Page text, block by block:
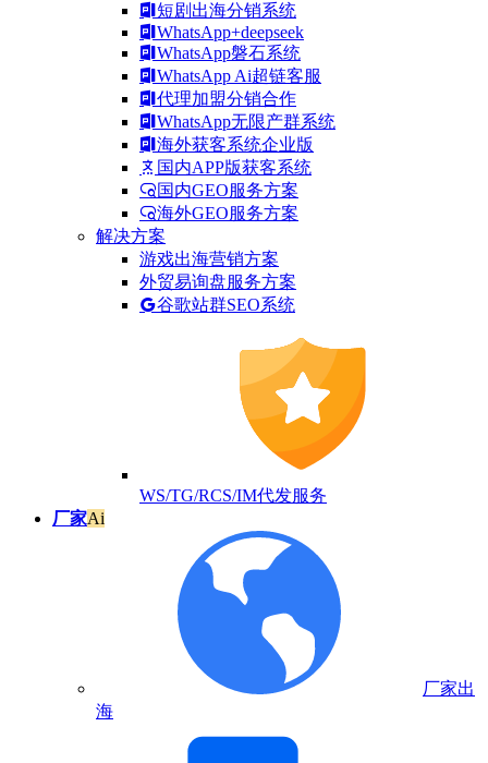
短剧出海分销系统
WhatsApp+deepseek
WhatsApp磐石系统
WhatsApp Ai超链客服
代理加盟分销合作
WhatsApp无限产群系统
海外获客系统企业版
国内APP版获客系统
国内GEO服务方案
海外GEO服务方案
解决方案
游戏出海营销方案
外贸易询盘服务方案
谷歌站群SEO系统
WS/TG/RCS/IM代发服务
厂家Ai
厂家出
海